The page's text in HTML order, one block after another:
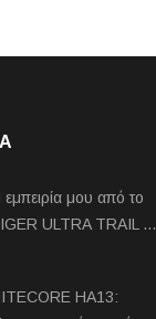
μου από το
ULTRA TRAIL …
HA13: